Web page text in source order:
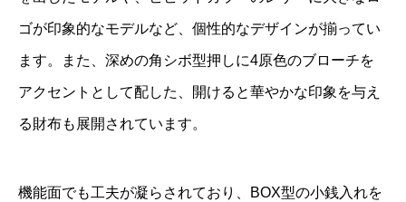
ゴが印象的なモデルなど、個性的なデザインが揃ってい
ます。また、深めの角シボ型押しに4原色のブローチを
アクセントとして配した、開けると華やかな印象を与え
る財布も展開されています。
機能面でも工夫が凝らされており、BOX型の小銭入れを